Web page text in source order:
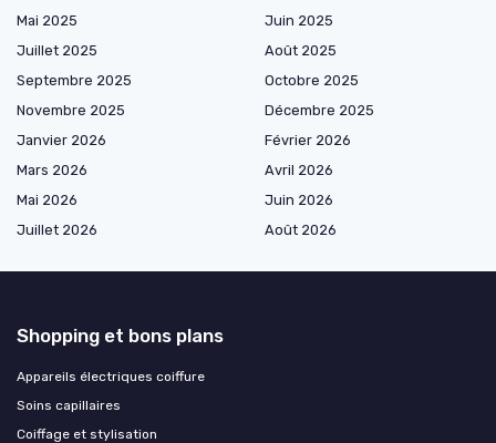
Mai 2025
Juin 2025
Juillet 2025
Août 2025
Septembre 2025
Octobre 2025
Novembre 2025
Décembre 2025
Janvier 2026
Février 2026
Mars 2026
Avril 2026
Mai 2026
Juin 2026
Juillet 2026
Août 2026
Shopping et bons plans
Appareils électriques coiffure
Soins capillaires
Coiffage et stylisation